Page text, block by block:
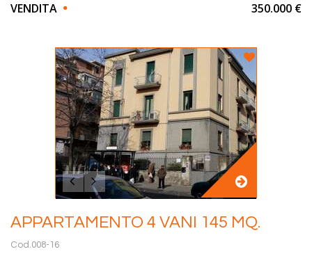
VENDITA 350.000 €
APPARTAMENTO 4 VANI 145 MQ.
Cod.008-16